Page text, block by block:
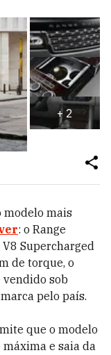
+ 2
modelo mais
: o Range
Supercharged
de torque, o
vendido sob
pelo país.
que o modelo
e saia da